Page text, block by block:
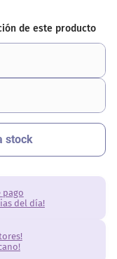
pago
del día!